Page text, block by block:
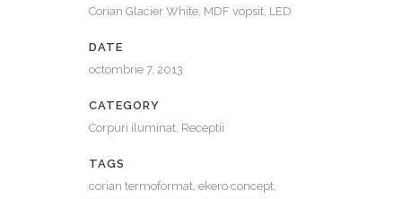
Corian Glacier White, MDF vopsit, LED
DATE
octombrie 7, 2013
CATEGORY
Corpuri iluminat, Receptii
TAGS
corian termoformat, ekero concept,